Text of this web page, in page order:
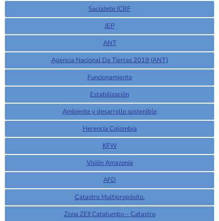
Sacúdete ICBF
JEP
ANT
Agencia Nacional De Tierras 2019 (ANT)
Funcionamiento
Estabilización
Ambiente y desarrollo sostenible
Herencia Colombia
KFW
Visión Amazonía
AFD
Catastro Multipropósito.
Zona ZEII Catatumbo – Catastro